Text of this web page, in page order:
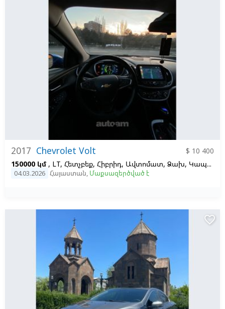
2017 Chevrolet Volt
$ 10 400
150000 կմ , LT, Հետչբեք, Հիբրիդ, Ավտոմատ, Ձախ, Կապույտ
04.03.2026 Հայաստան, Մաքսազերծված է
favorite_border